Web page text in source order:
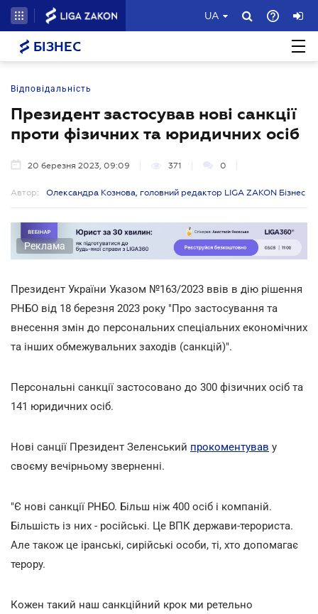
UA
БІЗНЕС
Відповідальність
Президент застосував нові санкції
проти фізичних та юридичних осіб
20 березня 2023, 09:09 371 0
Автор: Олександра Кознова, головний редактор LIGA ZAKON Бізнес
Реклама
Президент України Указом №163/2023 ввів в дію рішення
РНБО від 18 березня 2023 року "Про застосування та
внесення змін до персональних спеціальних економічних
та інших обмежувальних заходів (санкцій)".
Персональні санкції застосовано до 300 фізичних осіб та
141 юридичних осіб.
Нові санції Президент Зеленський прокоментував у
своєму вечірньому зверненні.
"Є нові санкції РНБО. Більш ніж 400 осіб і компаній.
Більшість із них - російські. Це ВПК держави-терориста.
Але також це іранські, сирійські особи, ті, хто допомагає
терору.
Кожен такий наш санкційний крок ми ретельно